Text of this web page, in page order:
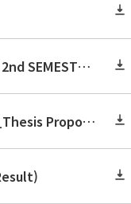
2026학년도 2학기 보건대학원 강의시간표(revised 260803)(2026 2nd SEMESTER SNU GSPH TIMETABLE)
2026학년도 2학기 논문작성계획서 제출 안내(박사 초심 일정 포함)_Thesis Proposal